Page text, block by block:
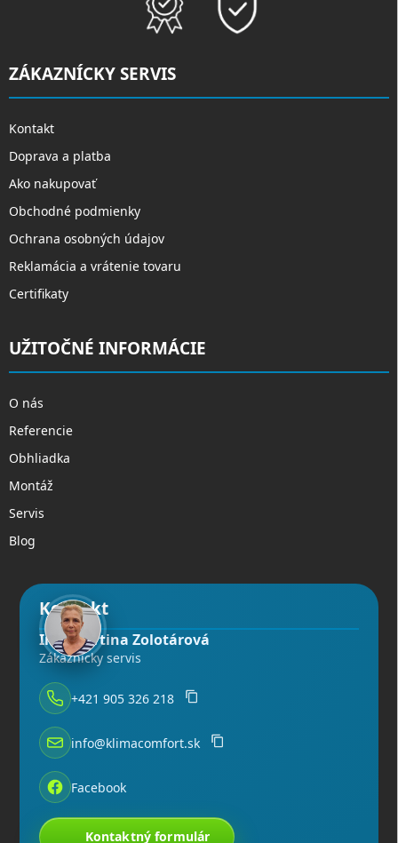
ZÁKAZNÍCKY SERVIS
Kontakt
Doprava a platba
Ako nakupovať
Obchodné podmienky
Ochrana osobných údajov
Reklamácia a vrátenie tovaru
Certifikaty
UŽITOČNÉ INFORMÁCIE
O nás
Referencie
Obhliadka
Montáž
Servis
Blog
Kontakt
Ing. Martina Zolotárová
Zákaznícky servis
+421 905 326 218
info@klimacomfort.sk
Facebook
Kontaktný formulár